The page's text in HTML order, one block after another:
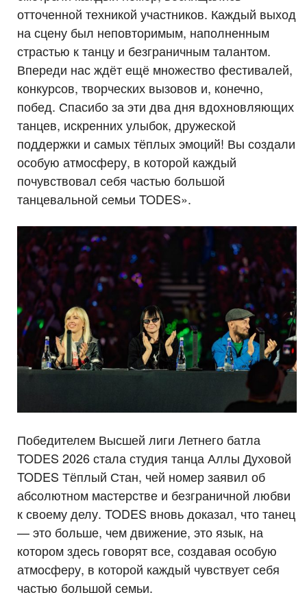
отточенной техникой участников. Каждый выход
на сцену был неповторимым, наполненным
страстью к танцу и безграничным талантом.
Впереди нас ждёт ещё множество фестивалей,
конкурсов, творческих вызовов и, конечно,
побед. Спасибо за эти два дня вдохновляющих
танцев, искренних улыбок, дружеской
поддержки и самых тёплых эмоций! Вы создали
особую атмосферу, в которой каждый
почувствовал себя частью большой
танцевальной семьи TODES».
Победителем Высшей лиги Летнего батла
TODES 2026 стала студия танца Аллы Духовой
TODES Тёплый Стан, чей номер заявил об
абсолютном мастерстве и безграничной любви
к своему делу. TODES вновь доказал, что танец
— это больше, чем движение, это язык, на
котором здесь говорят все, создавая особую
атмосферу, в которой каждый чувствует себя
частью большой семьи.